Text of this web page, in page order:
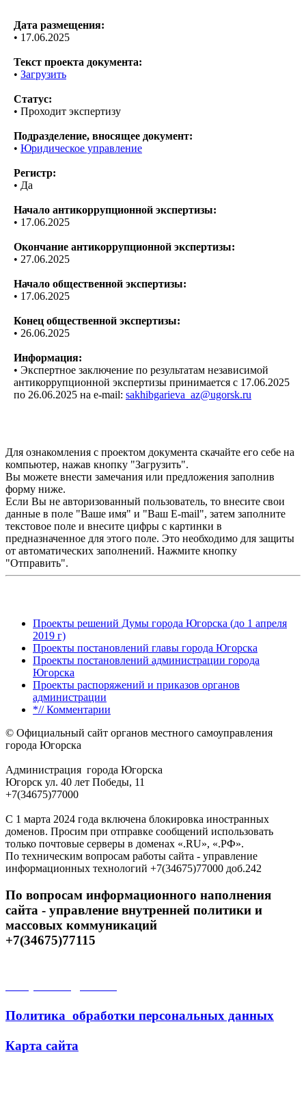
Дата размещения:
• 17.06.2025
Текст проекта документа:
• Загрузить
Статус:
• Проходит экспертизу
Подразделение, вносящее документ:
• Юридическое управление
Регистр:
• Да
Начало антикоррупционной экспертизы:
• 17.06.2025
Окончание антикоррупционной экспертизы:
• 27.06.2025
Начало общественной экспертизы:
• 17.06.2025
Конец общественной экспертизы:
• 26.06.2025
Информация:
• Экспертное заключение по результатам независимой
антикоррупционной экспертизы принимается с 17.06.2025
по 26.06.2025 на e-mail: sakhibgarieva_az@ugorsk.ru
Для ознакомления с проектом документа скачайте его себе на
компьютер, нажав кнопку "Загрузить".
Вы можете внести замечания или предложения заполнив
форму ниже.
Если Вы не авторизованный пользователь, то внесите свои
данные в поле "Ваше имя" и "Ваш E-mail", затем заполните
текстовое поле и внесите цифры с картинки в
предназначенное для этого поле. Это необходимо для защиты
от автоматических заполнений. Нажмите кнопку
"Отправить".
Проекты решений Думы города Югорска (до 1 апреля
2019 г)
Проекты постановлений главы города Югорска
Проекты постановлений администрации города
Югорска
Проекты распоряжений и приказов органов
администрации
*// Комментарии
© Официальный сайт органов местного самоуправления
города Югорска
Администрация города Югорска
Югорск ул. 40 лет Победы, 11
+7(34675)77000
С 1 марта 2024 года включена блокировка иностранных
доменов. Просим при отправке сообщений использовать
только почтовые серверы в доменах «.RU», «.РФ».
По техническим вопросам работы сайта - управление
информационных технологий +7(34675)77000 доб.242
По вопросам информационного наполнения
сайта - управление внутренней политики и
массовых коммуникаций
+7(34675)77115
Политика обработки персональных данных
Карта сайта